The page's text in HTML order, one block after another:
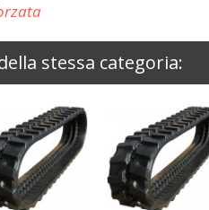
stessa categoria: